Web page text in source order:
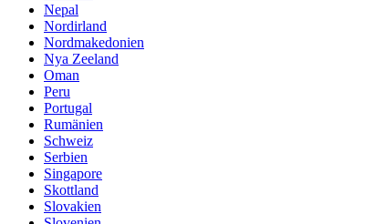
Nepal
Nordirland
Nordmakedonien
Nya Zeeland
Oman
Peru
Portugal
Rumänien
Schweiz
Serbien
Singapore
Skottland
Slovakien